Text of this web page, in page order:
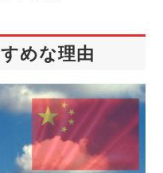
めな理由